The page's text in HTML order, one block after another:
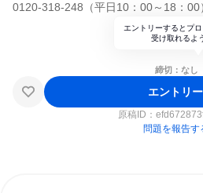
0120-318-248（平日10：00～18：00
エントリーするとプ
受け取れるよ
締切：なし
エントリ
原稿ID：
問題を報告す